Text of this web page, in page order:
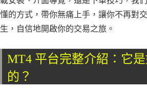
懂的方式，帶你無痛上手，讓你不再對
生，自信地開啟你的交易之旅。
MT4 平台完整介紹：它
的？